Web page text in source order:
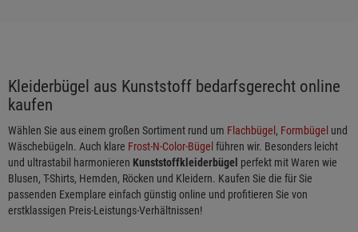
Kleiderbügel aus Kunststoff bedarfsgerecht online
kaufen
Wählen Sie aus einem großen Sortiment rund um Flachbügel , Formbügel und
Wäschebügeln. Auch klare Frost-N-Color-Bügel führen wir. Besonders leicht
und ultrastabil harmonieren Kunststoffkleiderbügel perfekt mit Waren wie
Blusen, T-Shirts, Hemden, Röcken und Kleidern. Kaufen Sie die für Sie
passenden Exemplare einfach günstig online und profitieren Sie von
erstklassigen Preis-Leistungs-Verhältnissen!